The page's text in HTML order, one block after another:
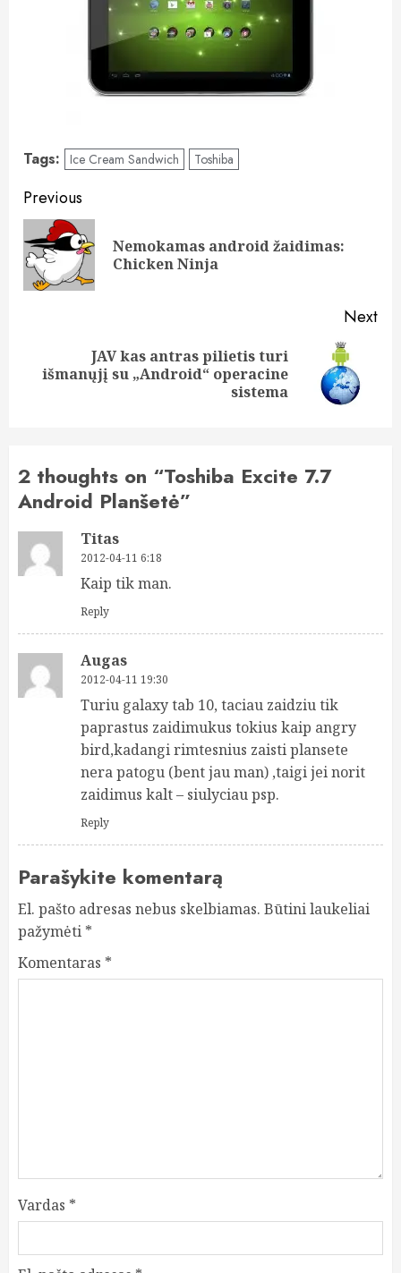
Tags: Ice Cream Sandwich Toshiba
Post
navigation
Previous
Nemokamas android žaidimas:
Chicken Ninja
Next
Next
JAV kas antras pilietis turi
išmanųjį su „Android“ operacine
sistema
2 thoughts on “Toshiba Excite 7.7
Android Planšetė”
Titas
2012-04-11 6:18
Kaip tik man.
Reply
Augas
2012-04-11 19:30
Turiu galaxy tab 10, taciau zaidziu tik
paprastus zaidimukus tokius kaip angry
bird,kadangi rimtesnius zaisti plansete
nera patogu (bent jau man) ,taigi jei norit
zaidimus kalt – siulyciau psp.
Reply
Parašykite komentarą
El. pašto adresas nebus skelbiamas. Būtini laukeliai
pažymėti *
Komentaras *
Vardas *